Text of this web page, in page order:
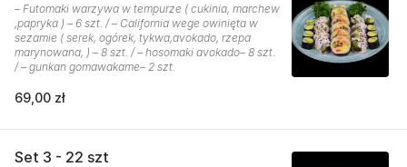
– Futomaki warzywa w tempurze ( cukinia, marchew
,papryka ) – 6 szt. / – California wege owinięta w
sezamie ( serek, ogórek, tykwa,avokado, rzepa
marynowana, ) – 8 szt. / – hosomaki avokado– 8 szt.
/ – gunkan gomawakame– 2 szt.
69,00 zł
Set 3 - 22 szt